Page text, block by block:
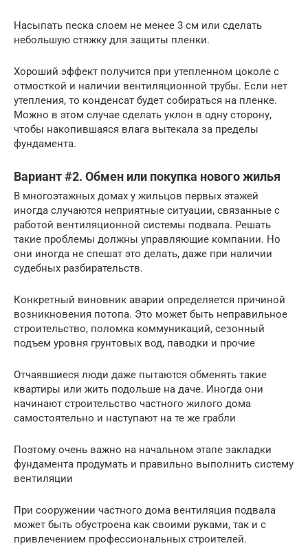
Насыпать песка слоем не менее 3 см или сделать
небольшую стяжку для защиты пленки.
Хороший эффект получится при утепленном цоколе с
отмосткой и наличии вентиляционной трубы. Если нет
утепления, то конденсат будет собираться на пленке.
Можно в этом случае сделать уклон в одну сторону,
чтобы накопившаяся влага вытекала за пределы
фундамента.
Вариант #2. Обмен или покупка нового жилья
В многоэтажных домах у жильцов первых этажей
иногда случаются неприятные ситуации, связанные с
работой вентиляционной системы подвала. Решать
такие проблемы должны управляющие компании. Но
они иногда не спешат это делать, даже при наличии
судебных разбирательств.
Конкретный виновник аварии определяется причиной
возникновения потопа. Это может быть неправильное
строительство, поломка коммуникаций, сезонный
подъем уровня грунтовых вод, паводки и прочие
Отчаявшиеся люди даже пытаются обменять такие
квартиры или жить подольше на даче. Иногда они
начинают строительство частного жилого дома
самостоятельно и наступают на те же грабли
Поэтому очень важно на начальном этапе закладки
фундамента продумать и правильно выполнить систему
вентиляции
При сооружении частного дома вентиляция подвала
может быть обустроена как своими руками, так и с
привлечением профессиональных строителей.